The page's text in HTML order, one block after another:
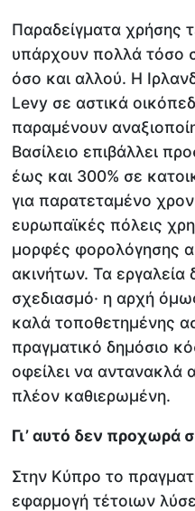
Παραδείγματα χρήσης
υπάρχουν πολλά τόσο
όσο και αλλού. Η
Levy σε αστικά
παραμένουν
Βασίλειο επιβάλλει
έως και 300% σε
για παρατεταμένο
ευρωπαϊκές πόλεις
μορφές φορολόγησης
ακινήτων. Τα εργαλεία
σχεδιασμό· η αρχή
καλά τοποθετημένης
πραγματικό δημόσιο
οφείλει να αντανακλά
πλέον καθιερωμένη.
Γι’ αυτό δεν προχωρά
Στην Κύπρο το
εφαρμογή τέτοιων